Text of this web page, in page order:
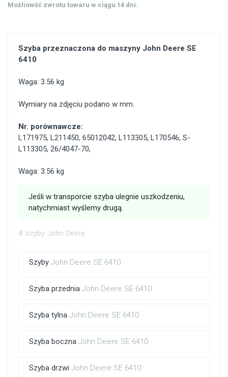
Możliowść zwrotu towaru w ciągu 14 dni.
Szyby John Deere SE 6410
Szyba przednia John Deere SE 6410
Szyba tylna John Deere SE 6410
Szyba boczna John Deere SE 6410
Szyba drzwi John Deere SE 6410
Szyba przeznaczona do maszyny John Deere SE
6410
Waga: 3.56 kg
Wymiary na zdjęciu podano w mm.
Nr. porównawcze:
L171975, L211450, 65012042, L113305, L170546, S-
L113305, 26/4047-70,
Waga: 3.56 kg
Jeśli w transporcie szyba ulegnie uszkodzeniu,
natychmiast wyślemy drugą.
# szyby John Deere